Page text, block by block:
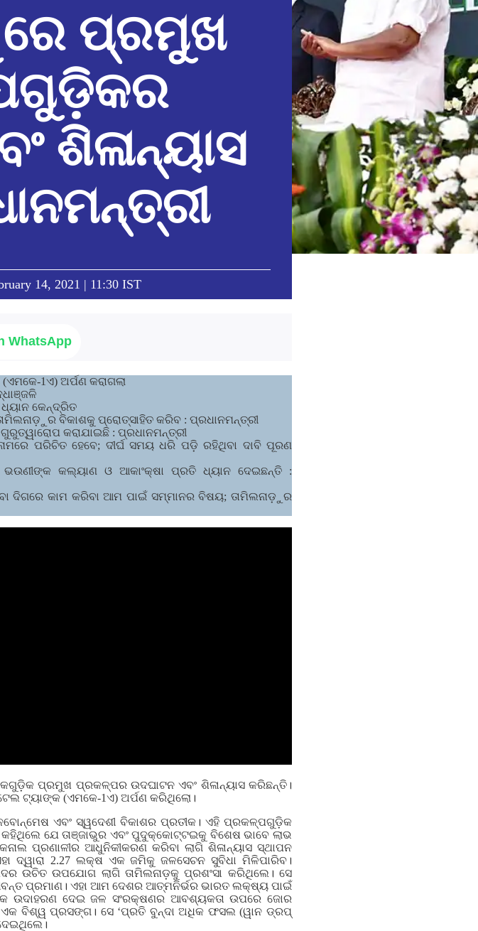
ପ୍ରମୁଖ
ଶିଳାନ୍ୟାସ
14, 2021 | 11:30 IST
WhatsApp
1ଏ) ଅର୍ପଣ କରାଗଲା
କେନ୍ଦ୍ରିତ
ବିକାଶକୁ ପ୍ରୋତ୍ସାହିତ କରିବ : ପ୍ରଧାନମନ୍ତ୍ରୀ
କରାଯାଇଛି : ପ୍ରଧାନମନ୍ତ୍ରୀ
ପରିଚିତ ହେବେ; ଦୀର୍ଘ ସମୟ ଧରି ପଡ଼ି ରହିଥିବା ଦାବି ପୂରଣ
କଲ୍ୟାଣ ଓ ଆକାଂକ୍ଷା ପ୍ରତି ଧ୍ୟାନ ଦେଇଛନ୍ତି :
ଦିଗରେ କାମ କରିବା ଆମ ପାଇଁ ସମ୍ମାନର ବିଷୟ; ତାମିଲନାଡ଼ୁର
ପ୍ରମୁଖ ପ୍ରକଳ୍ପର ଉଦଘାଟନ ଏବଂ ଶିଳାନ୍ୟାସ କରିଛନ୍ତି।
ଟ୍ୟାଙ୍କ (ଏମକେ-1ଏ) ଅର୍ପଣ କରିଥିଲୋ।
ଏବଂ ସ୍ୱଦେଶୀ ବିକାଶର ପ୍ରତୀକ। ଏହି ପ୍ରକଳ୍ପଗୁଡ଼ିକ
ଯେ ତାଞ୍ଜାଭୁର ଏବଂ ପୁଦୁକ୍କୋଟ୍ଟଇକୁ ବିଶେଷ ଭାବେ ଲାଭ
ପ୍ରଣାଳୀର ଆଧୁନିକୀକରଣ କରିବା ଲାଗି ଶିଳାନ୍ୟାସ ସ୍ଥାପନ
ଦ୍ୱାରା 2.27 ଲକ୍ଷ ଏକ ଜମିକୁ ଜଳସେଚନ ସୁବିଧା ମିଳିପାରିବ।
ଉଚିତ ଉପଯୋଗ ଲାଗି ତାମିଲନାଡ଼କୁ ପ୍ରଶଂସା କରିଥିଲେ। ସେ
ପ୍ରମାଣ। ଏହା ଆମ ଦେଶର ଆତ୍ମନିର୍ଭର ଭାରତ ଲକ୍ଷ୍ୟ ପାଇଁ
ଉଦାହରଣ ଦେଇ ଜଳ ସଂରକ୍ଷଣର ଆବଶ୍ୟକତା ଉପରେ ଜୋର
ଏକ ବିଶ୍ୱ ପ୍ରସଙ୍ଗ। ସେ ‘ପ୍ରତି ବୁନ୍ଦା ଅଧିକ ଫସଲ (ୱାନ ଡ୍ରପ୍